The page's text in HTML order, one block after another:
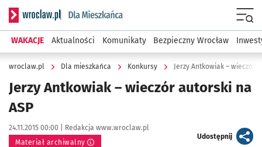
Serwis informacyjny wroclaw.pl podserwis: Dla mieszkańca
WAKACJE Aktualności Komunikaty Bezpieczny Wrocław
wroclaw.pl Dla mieszkańca Konkursy Jerzy Antkowiak – wieczór
Jerzy Antkowiak – wieczór autorski na
ASP
Data publikacji:
24.11.2015 00:00 | Autor:
Redakcja www.wroclaw.pl
Materiał archiwalny
Udostępnijartykuł